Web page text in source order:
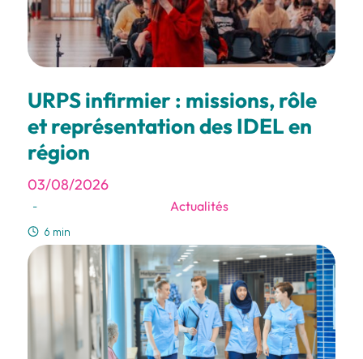
URPS infirmier : missions, rôle
et représentation des IDEL en
région
03/08/2026
- Actualités
6 min